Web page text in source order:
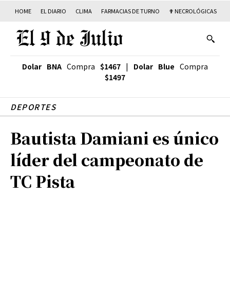
HOME EL DIARIO CLIMA FARMACIAS DE TURNO ✟ NECROLÓGICAS
Dolar BNA Compra $1467 | Dolar Blue Compra
$1497
DEPORTES
Bautista Damiani es único
líder del campeonato de
TC Pista